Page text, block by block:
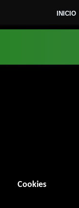
INICIO
Cookies
(92 minutos).